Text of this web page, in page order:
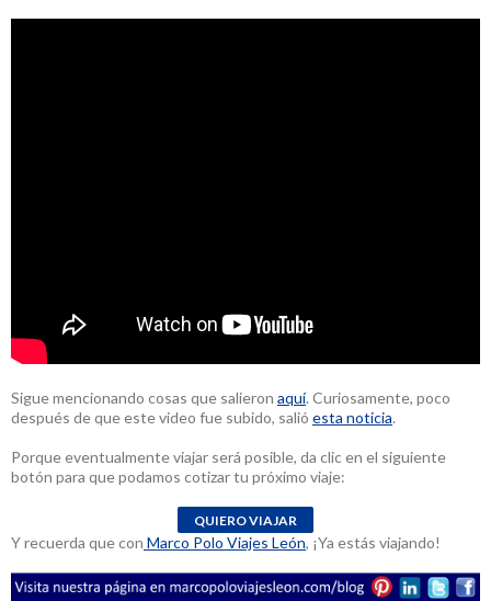
Sigue mencionando cosas que salieron aquí. Curiosamente, poco
después de que este video fue subido, salió esta noticia.
Porque eventualmente viajar será posible, da clic en el siguiente
botón para que podamos cotizar tu próximo viaje:
Y recuerda que con Marco Polo Viajes León, ¡Ya estás viajando!